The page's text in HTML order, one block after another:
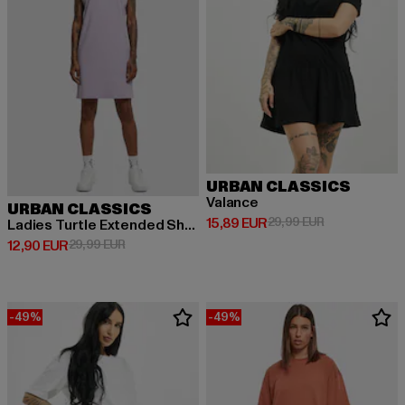
URBAN CLASSICS
Ladies Turtle Extended Shoulder
12,90 EUR
Derzeitiger Preis: 12,90 EUR
29,99 EURAktionspreis: 29,99 EUR
URBAN CLASSICS
Valance
15,89 EUR
Derzeitiger Preis: 15,89 EUR
29,99 EURAktionspreis:
-49% -49%